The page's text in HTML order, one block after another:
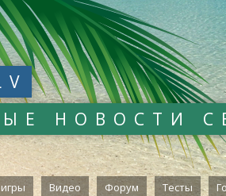
НОВОСТИ
Видео Форум Тесты